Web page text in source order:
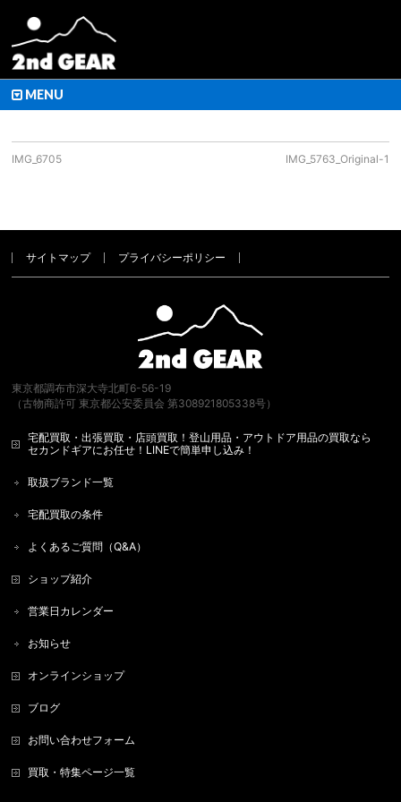
MENU
IMG_6705 IMG_5763_Original-1
サイトマップ プライバシーポリシー
東京都調布市深大寺北町6-56-19
（古物商許可 東京都公安委員会 第308921805338号）
宅配買取・出張買取・店頭買取！登山用品・アウトドア用品の買取なら
セカンドギアにお任せ！LINEで簡単申し込み！
取扱ブランド一覧
宅配買取の条件
よくあるご質問（Q&A）
ショップ紹介
営業日カレンダー
お知らせ
オンラインショップ
ブログ
お問い合わせフォーム
買取・特集ページ一覧